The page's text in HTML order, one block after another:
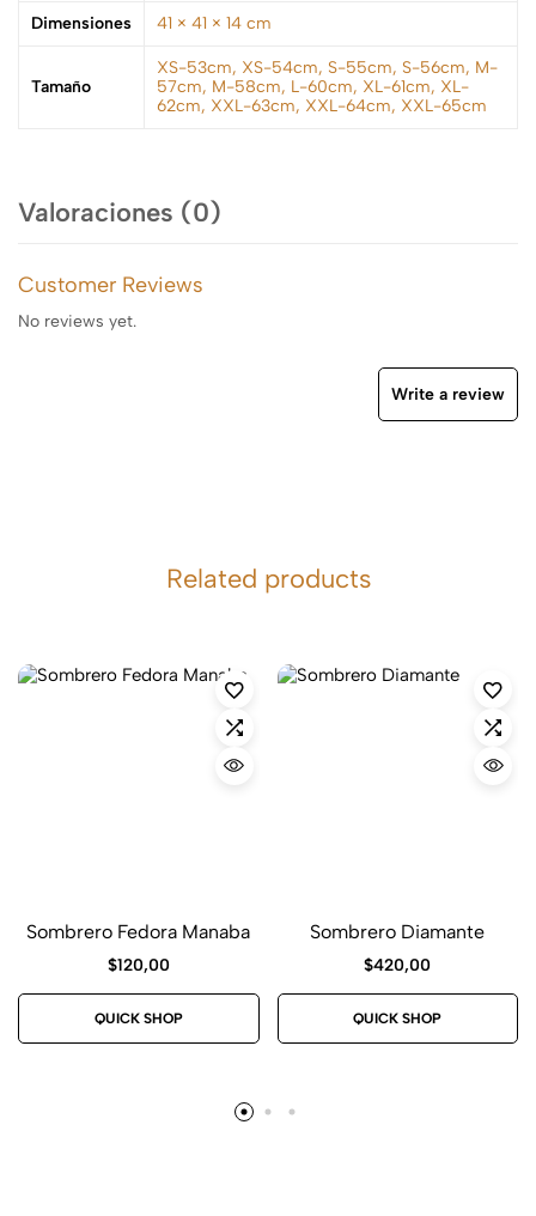
Dimensiones 41 × 41 × 14 cm
Tamaño
XS-53cm, XS-54cm, S-55cm, S-56cm, M-
57cm, M-58cm, L-60cm, XL-61cm, XL-
62cm, XXL-63cm, XXL-64cm, XXL-65cm
Valoraciones (0)
Customer Reviews
No reviews yet.
Write a review
Related products
Sombrero Fedora Manaba
$120,00
QUICK SHOP
Sombrero Diamante
$420,00
QUICK SHOP